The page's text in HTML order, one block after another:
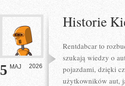
5 MAJ 2026
Historie
Rentdabcar to
szukają wiedzy o
pojazdami, dzięki
użytkowników aut,